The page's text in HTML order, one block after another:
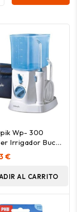
Wp- 300
Irrigador Bucal
1 Ud
€
AL CARRITO